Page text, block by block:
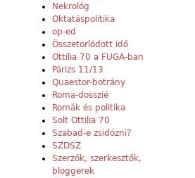
Nekrológ
Oktatáspolitika
op-ed
Összetorlódott idő
Ottilia 70 a FUGA-ban
Párizs 11/13
Quaestor-botrány
Roma-dosszié
Romák és politika
Solt Ottilia 70
Szabad-e zsidózni?
SZDSZ
Szerzők, szerkesztők,
bloggerek